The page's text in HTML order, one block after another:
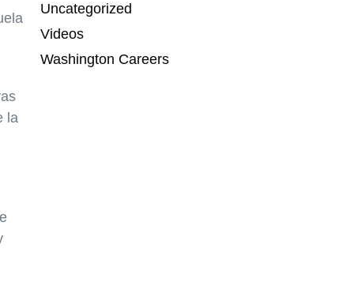
la
Uncategorized
Videos
Washington Careers